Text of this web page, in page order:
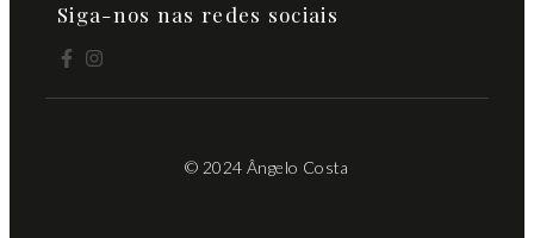
Siga-nos nas redes sociais
© 2024 Ângelo Costa